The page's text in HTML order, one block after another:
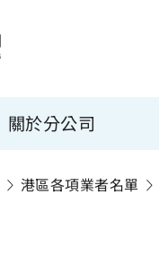
關於分公司
港區各項業者名單